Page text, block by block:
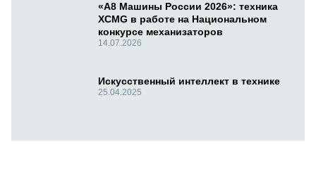
«А8 Машины России 2026»: техника
XCMG в работе на Национальном
конкурсе механизаторов
14.07.2026
Искусственный интеллект в технике
25.04.2025